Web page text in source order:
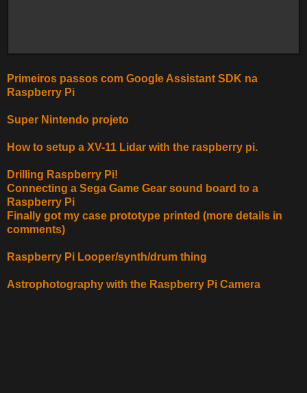
Primeiros passos com Google Assistant SDK na
Raspberry Pi
Super Nintendo projeto
How to setup a XV-11 Lidar with the raspberry pi.
Drilling Raspberry Pi!
Connecting a Sega Game Gear sound board to a
Raspberry Pi
Finally got my case prototype printed (more details in
comments)
Raspberry Pi Looper/synth/drum thing
Astrophotography with the Raspberry Pi Camera